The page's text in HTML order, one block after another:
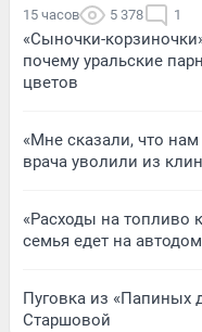
15 часов 5 378 1
«Сыночки-
почему уральские
цветов
«Мне сказали, что
врача уволили из
«Расходы на топливо
семья едет на
Пуговка из «Папиных
Старшовой